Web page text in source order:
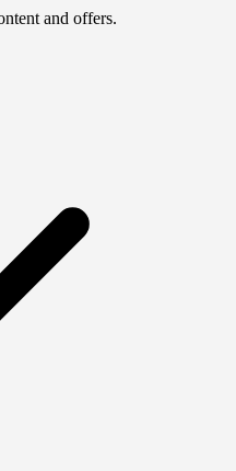
and offers.